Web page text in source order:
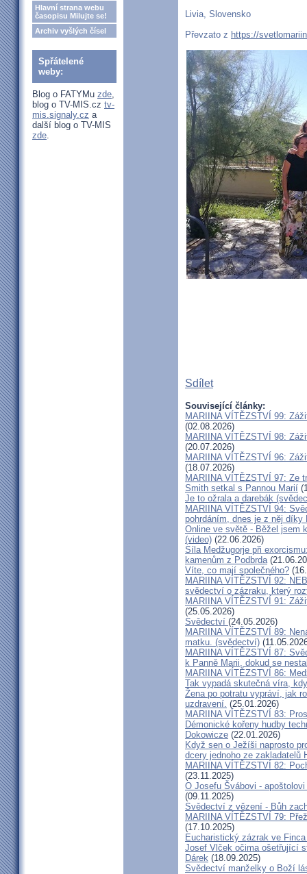
Hlavní strana webu
časopisu Milujte se!
Archiv vyšlých čísel
Spřátelené
weby:
Blog o FATYMu zde,
blog o TV-MIS.cz tv-
mis.signaly.cz a
další blog o TV-MIS
zde.
Livia, Slovensko
Převzato z https://
Sdílet
Související články:
MARIINA VÍTĚZSTVÍ 99:
(02.08.2026)
MARIINA VÍTĚZSTVÍ 98:
(20.07.2026)
MARIINA VÍTĚZSTVÍ 96:
(18.07.2026)
MARIINA VÍTĚZSTVÍ 97: Ze
Smith setkal s Pannou Marií
Je to ožrala a darebák
MARIINA VÍTĚZSTVÍ 94:
pohrdáním, dnes je z něj
Online ve světě - Běžel jsem
(video) (22.06.2026)
Síla Medžugorje při
kamenům z Podbrda
Víte, co mají společného?
MARIINA VÍTĚZSTVÍ 92:
svědectví o zázraku, který
MARIINA VÍTĚZSTVÍ 91:
(25.05.2026)
Svědectví (24.05.2026)
MARIINA VÍTĚZSTVÍ 89:
matku. (svědectví)
MARIINA VÍTĚZSTVÍ 87:
k Panně Marii, dokud se
MARIINA VÍTĚZSTVÍ 86:
Tak vypadá skutečná víra,
Žena po potratu vypráví, jak
uzdravení. (25.01.2026)
MARIINA VÍTĚZSTVÍ 83:
Démonické kořeny hudby
Dokowicze (22.01.2026)
Když sen o Ježíši naprosto
dcery jednoho ze zakladatelů
MARIINA VÍTĚZSTVÍ 82:
(23.11.2025)
O Josefu Švábovi -
(09.11.2025)
Svědectví z vězení - Bůh
MARIINA VÍTĚZSTVÍ 79:
(17.10.2025)
Eucharistický zázrak ve
Josef Vlček očima ošetřující
Dárek (18.09.2025)
Svědectví manželky o Boží